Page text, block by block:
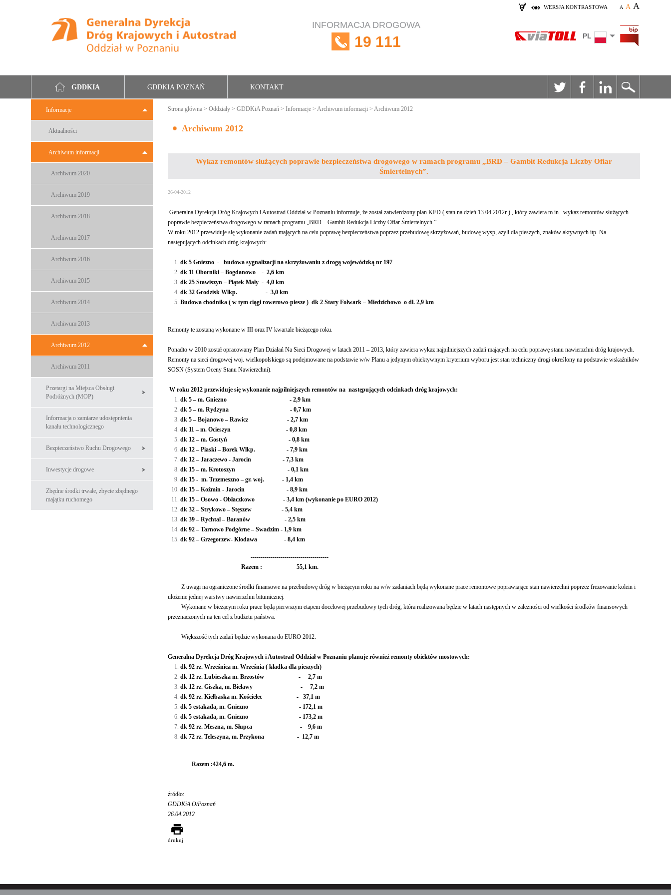
WERSJA KONTRASTOWA A A A
INFORMACJA DROGOWA
19 111 PL
GDDKIA GDDKIA POZNAŃ KONTAKT
Informacje
Aktualności
Archiwum informacji
Archiwum 2020
Archiwum 2019
Archiwum 2018
Archiwum 2017
Archiwum 2016
Archiwum 2015
Archiwum 2014
Archiwum 2013
Archiwum 2012
Archiwum 2011
Przetargi na Miejsca Obsługi
Podróżnych (MOP)
Informacja o zamiarze udostępnienia
kanału technologicznego
Bezpieczeństwo Ruchu Drogowego
Inwestycje drogowe
Zbędne środki trwałe, zbycie zbędnego
majątku ruchomego
Strona główna > Oddziały > GDDKiA Poznań > Informacje > Archiwum informacji > Archiwum 2012
Archiwum 2012
Wykaz remontów służących poprawie bezpieczeństwa drogowego w ramach programu „BRD – Gambit Redukcja Liczby Ofiar
Śmiertelnych”.
26-04-2012
Generalna Dyrekcja Dróg Krajowych i Autostrad Oddział w Poznaniu informuje, że został zatwierdzony plan KFD ( stan na dzień 13.04.2012r ) , który zawiera m.in. wykaz remontów służących
poprawie bezpieczeństwa drogowego w ramach programu „BRD – Gambit Redukcja Liczby Ofiar Śmiertelnych.”
W roku 2012 przewiduje się wykonanie zadań mających na celu poprawę bezpieczeństwa poprzez przebudowę skrzyżowań, budowę wysp, azyli dla pieszych, znaków aktywnych itp. Na
następujących odcinkach dróg krajowych:
dk 5 Gniezno - budowa sygnalizacji na skrzyżowaniu z drogą wojewódzką nr 197
dk 11 Oborniki – Bogdanowo - 2,6 km
dk 25 Stawiszyn – Piątek Mały - 4,0 km
dk 32 Grodzisk Wlkp. - 3,0 km
Budowa chodnika ( w tym ciągi rowerowo-piesze ) dk 2 Stary Folwark – Miedzichowo o dł. 2,9 km
Remonty te zostaną wykonane w III oraz IV kwartale bieżącego roku.
Ponadto w 2010 został opracowany Plan Działań Na Sieci Drogowej w latach 2011 – 2013, który zawiera wykaz najpilniejszych zadań mających na celu poprawę stanu nawierzchni dróg krajowych.
Remonty na sieci drogowej woj. wielkopolskiego są podejmowane na podstawie w/w Planu a jedynym obiektywnym kryterium wyboru jest stan techniczny drogi określony na podstawie wskaźników
SOSN (System Oceny Stanu Nawierzchni).
W roku 2012 przewiduje się wykonanie najpilniejszych remontów na następujących odcinkach dróg krajowych:
dk 5 – m. Gniezno - 2,9 km
dk 5 – m. Rydzyna - 0,7 km
dk 5 – Bojanowo – Rawicz - 2,7 km
dk 11 – m. Ocieszyn - 0,8 km
dk 12 – m. Gostyń - 0,8 km
dk 12 – Piaski – Borek Wlkp. - 7,9 km
dk 12 – Jaraczewo - Jarocin - 7,3 km
dk 15 – m. Krotoszyn - 0,1 km
dk 15 - m. Trzemeszno – gr. woj. - 1,4 km
dk 15 – Koźmin - Jarocin - 8,9 km
dk 15 – Osowo - Obłaczkowo - 3,4 km (wykonanie po EURO 2012)
dk 32 – Strykowo – Stęszew - 5,4 km
dk 39 – Rychtal – Baranów - 2,5 km
dk 92 – Tarnowo Podgórne – Swadzim - 1,9 km
dk 92 – Grzegorzew- Kłodawa - 8,4 km
---------------------------------------
Razem : 55,1 km.
Z uwagi na ograniczone środki finansowe na przebudowę dróg w bieżącym roku na w/w zadaniach będą wykonane prace remontowe poprawiające stan nawierzchni poprzez frezowanie kolein i
ułożenie jednej warstwy nawierzchni bitumicznej.
Wykonane w bieżącym roku prace będą pierwszym etapem docelowej przebudowy tych dróg, która realizowana będzie w latach następnych w zależności od wielkości środków finansowych
przeznaczonych na ten cel z budżetu państwa.
Większość tych zadań będzie wykonana do EURO 2012.
Generalna Dyrekcja Dróg Krajowych i Autostrad Oddział w Poznaniu planuje również remonty obiektów mostowych:
dk 92 rz. Wrześnica m. Września ( kładka dla pieszych)
dk 12 rz. Lubieszka m. Brzostów - 2,7 m
dk 12 rz. Giszka, m. Bielawy - 7,2 m
dk 92 rz. Kiełbaska m. Kościelec - 37,1 m
dk 5 estakada, m. Gniezno - 172,1 m
dk 5 estakada, m. Gniezno - 173,2 m
dk 92 rz. Meszna, m. Słupca - 9,6 m
dk 72 rz. Teleszyna, m. Przykona - 12,7 m
Razem :424,6 m.
źródło:
GDDKiA O/Poznań
26.04.2012
drukuj